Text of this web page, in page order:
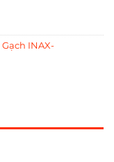
Gạch INAX-